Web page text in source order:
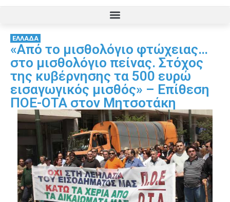
ΕΛΛΑΔΑ
«Από το μισθολόγιο φτώχειας…
στο μισθολόγιο πείνας. Στόχος
της κυβέρνησης τα 500 ευρώ
εισαγωγικός μισθός» – Επίθεση
ΠΟΕ-ΟΤΑ στον Μητσοτάκη